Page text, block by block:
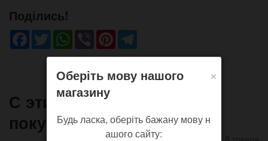
Поділись!
Facebook
TwitterWhatsApp
ViberPinterest
С этим товаром часто
покупают
×
Оберіть мову нашого
магазину
Будь ласка, оберіть бажану мову н
ашого сайту: